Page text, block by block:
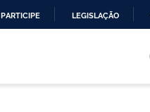
PARTICIPE LEGISLAÇÃO